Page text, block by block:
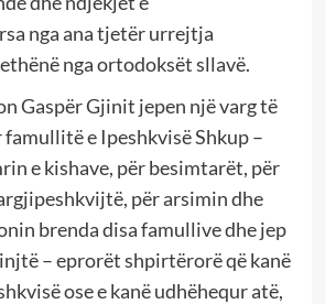
nga ana tjetër urrejtja
nga ortodoksët sllavë.
Gaspër Gjinit jepen një varg të
famullitë e Ipeshkvisë Shkup –
e kishave, për besimtarët, për
për arsimin dhe
brenda disa famullive dhe jep
– eprorët shpirtërorë që kanë
ose e kanë udhëhequr atë,